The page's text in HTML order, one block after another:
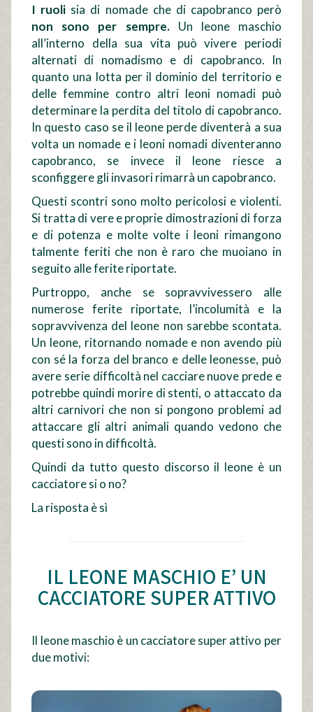
I ruoli sia di nomade che di capobranco però
non sono per sempre.Un leone maschio
all’interno della sua vita può vivere periodi
alternati di nomadismo e di capobranco. In
quanto una lotta per il dominio del territorio e
delle femmine contro altri leoni nomadi può
determinare la perdita del titolo di capobranco.
In questo caso se il leone perde diventerà a sua
volta un nomade e i leoni nomadi diventeranno
capobranco, se invece il leone riesce a
sconfiggere gli invasori rimarrà un capobranco.
Questi scontri sono molto pericolosi e violenti.
Si tratta di vere e proprie dimostrazioni di forza
e di potenza e molte volte i leoni rimangono
talmente feriti che non è raro che muoiano in
seguito alle ferite riportate.
Purtroppo, anche se sopravvivessero alle
numerose ferite riportate, l’incolumità e la
sopravvivenza del leone non sarebbe scontata.
Un leone, ritornando nomade e non avendo più
con sé la forza del branco e delle leonesse, può
avere serie difficoltà nel cacciare nuove prede e
potrebbe quindi morire di stenti, o attaccato da
altri carnivori che non si pongono problemi ad
attaccare gli altri animali quando vedono che
questi sono in difficoltà.
Quindi da tutto questo discorso il leone è un
cacciatore si o no?
La risposta è sì
IL LEONE MASCHIO E’ UN
CACCIATORE SUPER ATTIVO
Il leone maschio è un cacciatore super attivo per
due motivi: